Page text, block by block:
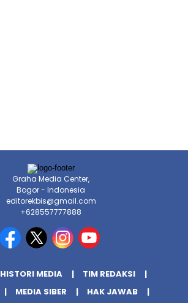
Graha Media Center,
Bogor - Indonesia
editorekbis@gmail.com
+628557777888
HISTORI MEDIA
TIM REDAKSI
MEDIA SIBER
HAK JAWAB